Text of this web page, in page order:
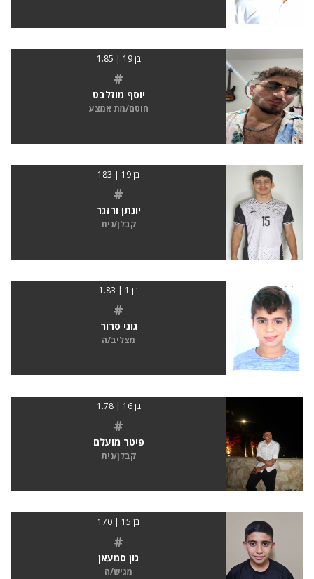
בן 19 | 1.85
#
יוסף מוזלבט
חוסם/מת אמצע
בן 19 | 183
#
יונתן ורזגר
קבלן/נית
בן 1 | 1.83
#
גוני סרור
מצליב/ה
בן 16 | 1.78
#
פיטר מועלם
קבלן/נית
בן 15 | 170
#
גון סמעאן
מגיש/ה